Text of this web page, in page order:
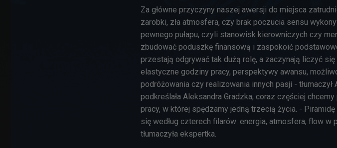
Za główne przyczyny naszej awersji do miejsca
zarobki, zła atmosfera, czy brak poczucia sensu
pewnego pułapu, czyli stanowisk kierowniczych czy
zbudować poduszkę finansową i zaspokoić
przestają odgrywać tak dużą rolę, a zaczynają liczyć się
elastyczne godziny pracy, perspektywy awansu,
podróżowania czy realizowania innych pasji - tłumaczył
podkreślała Aleksandra Gradzka, coraz częściej
pracy, w której spędzamy jedną trzecią życia. -
się według czterech filarów: energia, atmosfera, flow w
tłumaczyła ekspertka.